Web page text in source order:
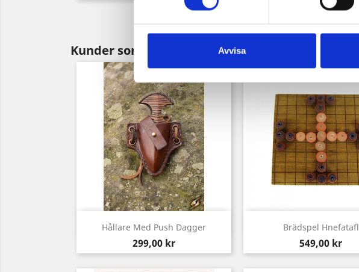
Avvisa
Kunder som köpt denna produkt köpte också:
Hållare Med Push Dagger
Pris
299,00 kr
Snabbvy Brädspel Hnefatafl
Pris
549,00 kr
Snabbvy